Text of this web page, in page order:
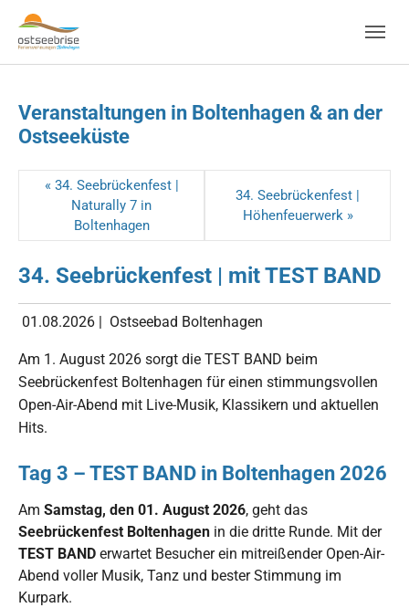
Skip to main navigation
Zum Hauptinhalt springen
Skip to page footer
Veranstaltungen in Boltenhagen & an der
Ostseeküste
« 34. Seebrückenfest |
Naturally 7 in
Boltenhagen
34. Seebrückenfest |
Höhenfeuerwerk »
34. Seebrückenfest | mit TEST BAND
01.08.2026 | Ostseebad Boltenhagen
Am 1. August 2026 sorgt die TEST BAND beim
Seebrückenfest Boltenhagen für einen stimmungsvollen
Open-Air-Abend mit Live-Musik, Klassikern und aktuellen
Hits.
Tag 3 – TEST BAND in Boltenhagen 2026
Am Samstag, den 01. August 2026, geht das
Seebrückenfest Boltenhagen in die dritte Runde. Mit der
TEST BAND erwartet Besucher ein mitreißender Open-Air-
Abend voller Musik, Tanz und bester Stimmung im
Kurpark.